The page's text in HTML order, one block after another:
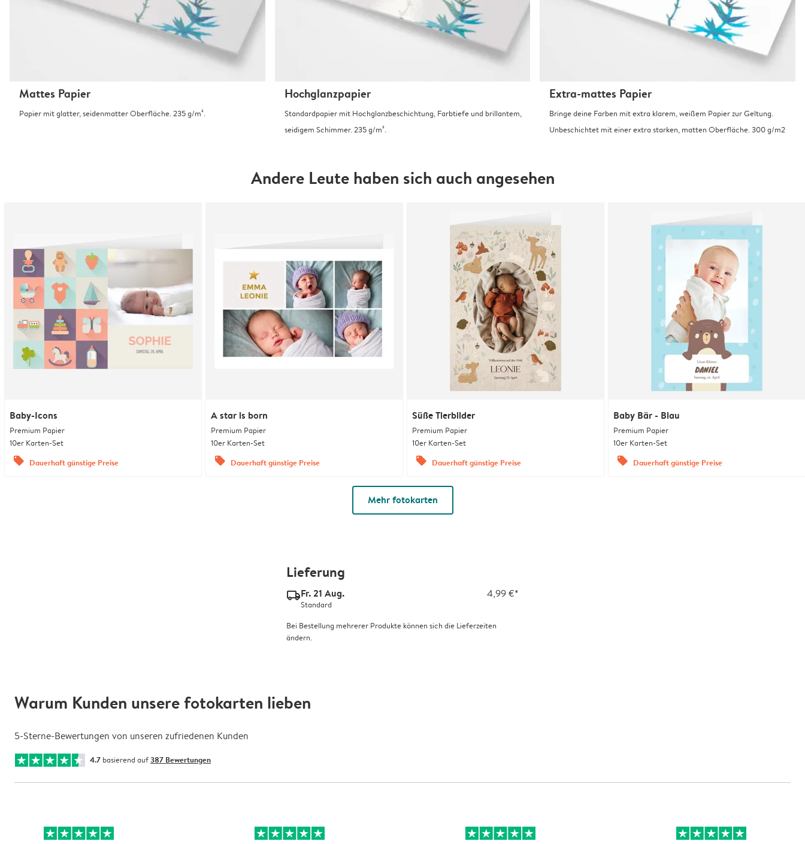
Mattes Papier
Papier mit glatter, seidenmatter Oberfläche. 235 g/m².
Hochglanzpapier
Standardpapier mit Hochglanzbeschichtung, Farbtiefe und brillantem,
seidigem Schimmer. 235 g/m².
Extra-mattes Papier
Bringe deine Farben mit extra klarem, weißem Papier zur Geltung.
Unbeschichtet mit einer extra starken, matten Oberfläche. 300 g/m2
Andere Leute haben sich auch angesehen
Baby-Icons
Premium Papier
10er Karten-Set
offers Dauerhaft günstige Preise
A star is born
Premium Papier
10er Karten-Set
offers Dauerhaft günstige Preise
Süße Tierbilder
Premium Papier
10er Karten-Set
offers Dauerhaft günstige Preise
Baby Bär - Blau
Premium Papier
10er Karten-Set
offers Dauerhaft günstige Preise
Mehr fotokarten
Lieferung
delivery_standard_v2Fr. 21 Aug. 4,99 €*
Standard
Bei Bestellung mehrerer Produkte können sich die Lieferzeiten
ändern.
Warum Kunden unsere fotokarten lieben
5-Sterne-Bewertungen von unseren zufriedenen Kunden
4.7 basierend auf387 Bewertungen